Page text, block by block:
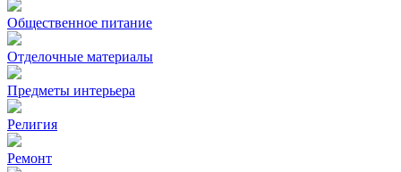
Общественное питание
Отделочные материалы
Предметы интерьера
Религия
Ремонт